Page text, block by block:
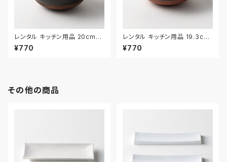
レンタル キッチン用品 20cm｜
KIW028
¥770
レンタル キッチン用品 19.3cm
｜KIW029
¥770
その他の商品